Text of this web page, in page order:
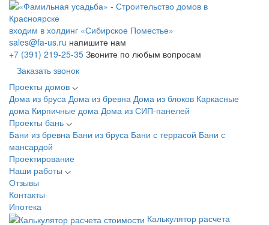
входим в холдинг «Сибирское Поместье»
sales@fa-us.ru напишите нам
+7 (391) 219-25-35 Звоните по любым вопросам
Заказать звонок
Проекты домов
Дома из бруса Дома из бревна Дома из блоков Каркасные
дома Кирпичные дома Дома из СИП-панелей
Проекты бань
Бани из бревна Бани из бруса Бани с террасой Бани с
мансардой
Проектирование
Наши работы
Отзывы
Контакты
Ипотека
Калькулятор расчета